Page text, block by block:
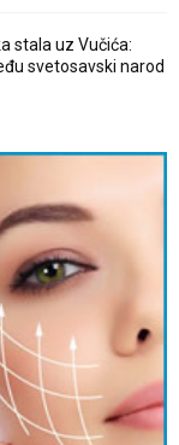
stala uz Vučića:
svetosavski narod